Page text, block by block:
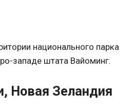
национального парка
западе штата Вайоминг.
Новая Зеландия